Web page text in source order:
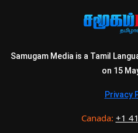
Samugam Media is a Tamil
on 15
Privacy
Canada: +1